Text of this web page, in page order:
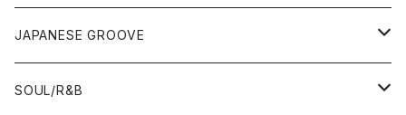
80'S OLD SCHOOL
EARLY 90'S MIDDLE〜NEW SCHOOL
LP
80'S OLD SCHOOL
12"/7"
80'S OLD SCHOOL〜EARLY 90'S
LP
JAPANESE GROOVE
LP
SOUL/R&B